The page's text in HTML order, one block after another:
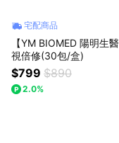
宅配商品
【YM BIOMED 陽明生
視倍修(30包/盒)
$799 $890
2.0%